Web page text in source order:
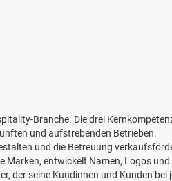
Branche. Die drei
und aufstrebenden Betrieben.
und die Betreuung
entwickelt Namen, Logos
der seine Kundinnen und Kunden